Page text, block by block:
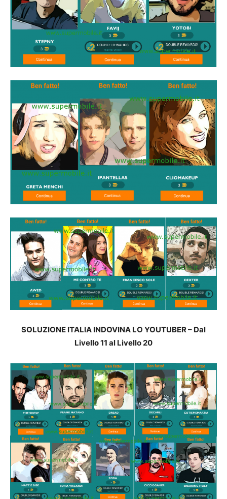
SOLUZIONE ITALIA INDOVINA LO YOUTUBER – Dal
Livello 11 al Livello 20